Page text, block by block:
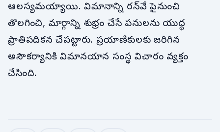
ఆలస్యమయ్యాయి. విమానాన్ని రన్‌వే పైనుంచి
తొలగించి, మార్గాన్ని శుభ్రం చేసే పనులను యుద్ధ
ప్రాతిపదికన చేపట్టారు. ప్రయాణికులకు జరిగిన
అసౌకర్యానికి విమానయాన సంస్థ విచారం వ్యక్తం
చేసింది.